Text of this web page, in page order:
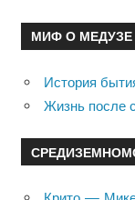
МИФ О МЕДУЗЕ
История
Жизнь после